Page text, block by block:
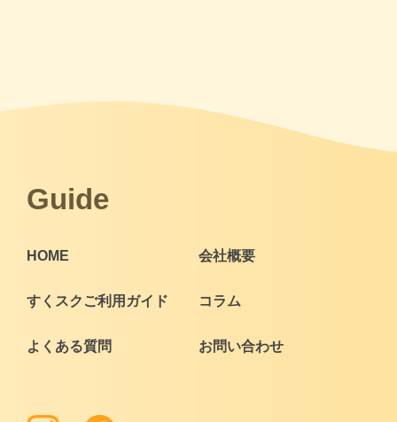
Guide
HOME 会社概要
すくスクご利用ガイド コラム
よくある質問 お問い合わせ